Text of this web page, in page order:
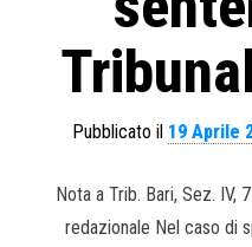
Pubblicato il 19 Aprile
Nota a Trib. Bari, Sez. IV,
redazionale Nel caso di